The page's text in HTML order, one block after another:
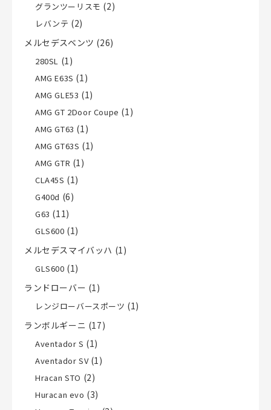
グランツーリスモ (2)
レバンテ (2)
メルセデスベンツ (26)
280SL (1)
AMG E63S (1)
AMG GLE53 (1)
AMG GT 2Door Coupe (1)
AMG GT63 (1)
AMG GT63S (1)
AMG GTR (1)
CLA45S (1)
G400d (6)
G63 (11)
GLS600 (1)
メルセデスマイバッハ (1)
GLS600 (1)
ランドローバー (1)
レンジローバースポーツ (1)
ランボルギーニ (17)
Aventador S (1)
Aventador SV(1)
Hracan STO (2)
Huracan evo (3)